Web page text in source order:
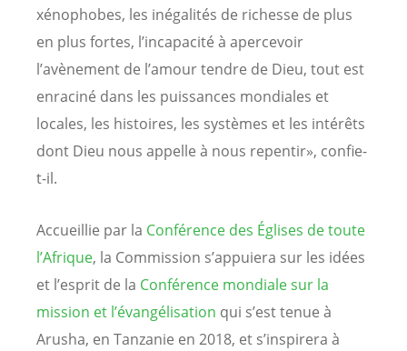
xénophobes, les inégalités de richesse de plus
en plus fortes, l’incapacité à apercevoir
l’avènement de l’amour tendre de Dieu, tout est
enraciné dans les puissances mondiales et
locales, les histoires, les systèmes et les intérêts
dont Dieu nous appelle à nous repentir», confie-
t-il.
Accueillie par la Conférence des Églises de toute
l’Afrique, la Commission s’appuiera sur les idées
et l’esprit de la Conférence mondiale sur la
mission et l’évangélisation qui s’est tenue à
Arusha, en Tanzanie en 2018, et s’inspirera à